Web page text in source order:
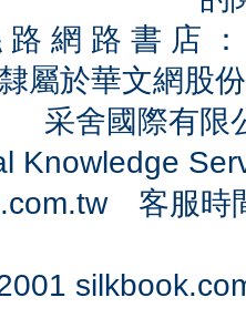
路 網 路 書 店
屬於華文網股
采舍國際有
Knowledge
客服時